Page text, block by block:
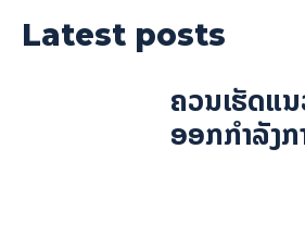
Latest posts
ຄວນເຮັດແ
ອອກກຳລັງ